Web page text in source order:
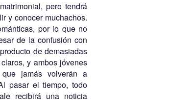
pero tendrá
y conocer muchachos.
por lo que no
de la confusión con
de demasiadas
y ambos jóvenes
jamás volverán a
pasar el tiempo, todo
recibirá una noticia